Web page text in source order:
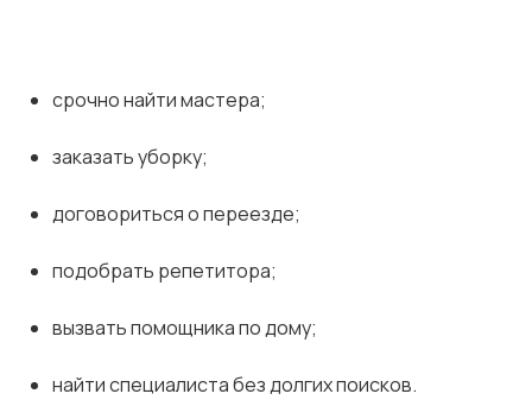
срочно найти мастера;
заказать уборку;
договориться о переезде;
подобрать репетитора;
вызвать помощника по дому;
найти специалиста без долгих поисков.